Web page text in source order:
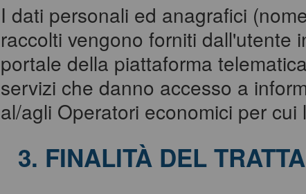
I dati personali ed anagrafici
raccolti vengono forniti dall'utente
portale della piattaforma
servizi che danno accesso a
al/agli Operatori economici per cui
3. FINALITÀ DEL